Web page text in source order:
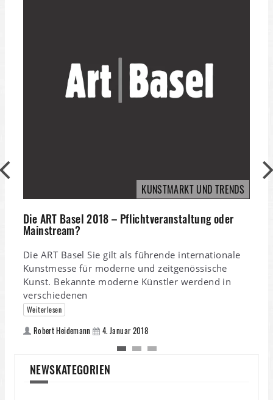
KUNSTMARKT UND TRENDS
Die ART Basel 2018 – Pflichtveranstaltung oder
Mainstream?
Die ART Basel Sie gilt als führende internationale
Kunstmesse für moderne und zeitgenössische
Kunst. Bekannte moderne Künstler werdend in
verschiedenen
Weiterlesen
Robert Heidemann 4. Januar 2018
NEWSKATEGORIEN